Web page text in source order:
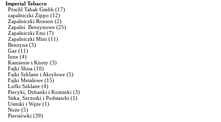
Imperial Tobacco
Pöschl Tabak Gmbh (17)
zapalniczki Zippo (12)
Zapalniczki Ronson (2)
Zapalni. Benzynowe (25)
Zapalniczki Etui (7)
Zapalniczki Mini (11)
Benzyna (3)
Gaz (11)
Inne (4)
Kamienie i Knoty (3)
Fajki Shisa (10)
Fajki Szklane i Akrylowe (5)
Fajki Metalowe (15)
Lufki Szklane (4)
Piecyki, Dzbanki i Kominki (3)
Sitka, Szczotki i Podstawki (1)
Ustniki i Węże (1)
Noże (5)
Piersiówki (39)